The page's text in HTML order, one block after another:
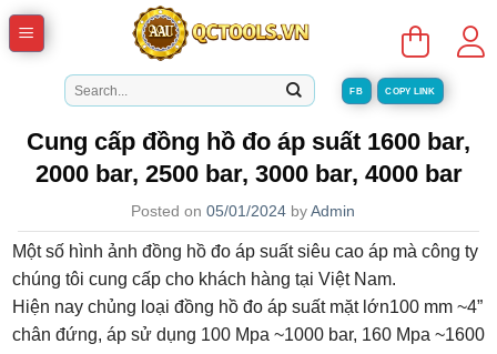
Skip
Tìm
kiếm:
FB COPY LINK
Cung cấp đồng hồ đo áp suất 1600 bar,
2000 bar, 2500 bar, 3000 bar, 4000 bar
Posted on 05/01/2024 byAdmin
Một số hình ảnh đồng hồ đo áp suất siêu cao áp mà công ty
chúng tôi cung cấp cho khách hàng tại Việt Nam.
Hiện nay chủng loại đồng hồ đo áp suất mặt lớn100 mm ~4”
chân đứng, áp sử dụng 100 Mpa ~1000 bar, 160 Mpa ~1600